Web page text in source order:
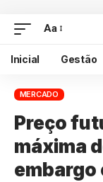
Aa
Inicial Gestão
MERCADO
Preço
máxima
embargo